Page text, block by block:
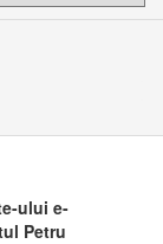
ului e-
Petru